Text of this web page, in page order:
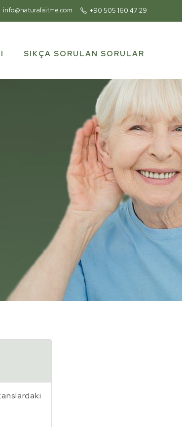
+90 505 160 47 29
info@naturalisitme.com
SIKÇA SORULAN SORULAR